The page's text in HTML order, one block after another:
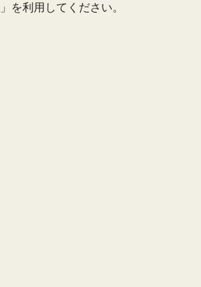
を利用してください。